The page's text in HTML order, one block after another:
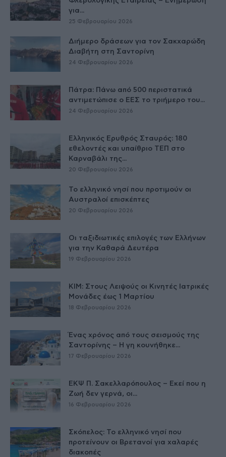
για...
25 Φεβρουαρίου 2026
Διήμερο δράσεων για τον Σακχαρώδη
Διαβήτη στη Σαντορίνη
24 Φεβρουαρίου 2026
Πάτρα: Πάνω από 500 περιστατικά
αντιμετώπισε ο ΕΕΣ το τριήμερο του...
24 Φεβρουαρίου 2026
Ελληνικός Ερυθρός Σταυρός: 180
εθελοντές και υπαίθριο ΤΕΠ στο
Καρναβάλι της...
20 Φεβρουαρίου 2026
Το ελληνικό νησί που προτιμούν οι
Αυστραλοί επισκέπτες
20 Φεβρουαρίου 2026
Οι ταξιδιωτικές επιλογές των Ελλήνων
για την Καθαρά Δευτέρα
19 Φεβρουαρίου 2026
ΚΙΜ: Στους Λειψούς οι Κινητές Ιατρικές
Μονάδες έως 1 Μαρτίου
18 Φεβρουαρίου 2026
Ένας χρόνος από τους σεισμούς της
Σαντορίνης – Η γη κουνήθηκε...
17 Φεβρουαρίου 2026
ΕΚΨ Π. Σακελλαρόπουλος – Εκεί που η
Ζωή δεν γερνά, οι...
16 Φεβρουαρίου 2026
Σκόπελος: Το ελληνικό νησί που
προτείνουν οι Βρετανοί για χαλαρές
διακοπές